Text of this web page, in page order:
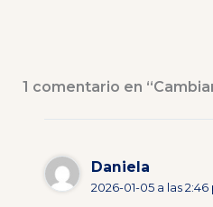
1 comentario en
Daniela
2026-01-05 a las 2:46